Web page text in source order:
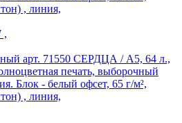
,
арт. 71550 СЕРДЦА / А5, 64 л.,
печать, выборочный
Блок - белый офсет, 65 г/м²,
, линия,